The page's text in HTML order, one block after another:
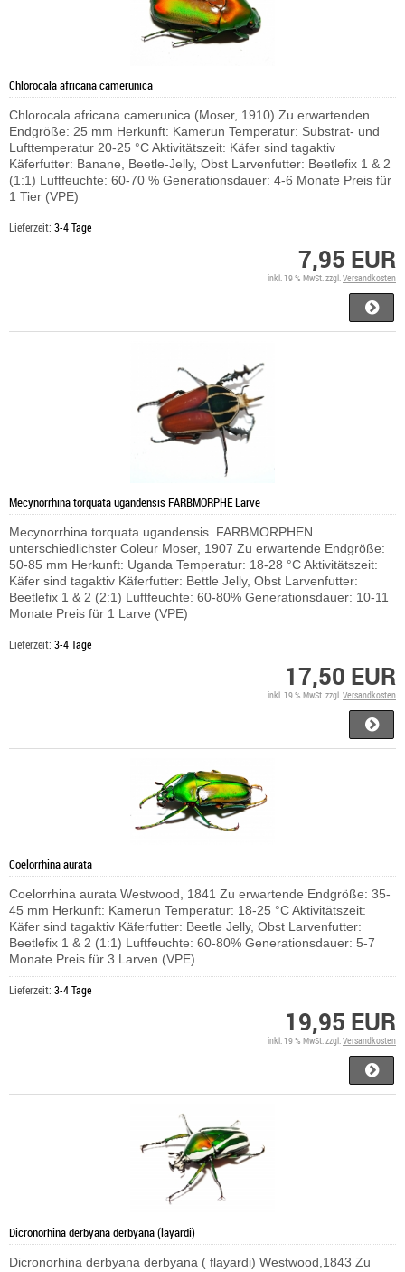
Chlorocala africana camerunica
Chlorocala africana camerunica (Moser, 1910) Zu erwartenden
Endgröße: 25 mm Herkunft: Kamerun Temperatur: Substrat- und
Lufttemperatur 20-25 °C Aktivitätszeit: Käfer sind tagaktiv
Käferfutter: Banane, Beetle-Jelly, Obst Larvenfutter: Beetlefix 1 & 2
(1:1) Luftfeuchte: 60-70 % Generationsdauer: 4-6 Monate Preis für
1 Tier (VPE)
Lieferzeit: 3-4 Tage
7,95 EUR
inkl. 19 % MwSt. zzgl.Versandkosten
Mecynorrhina torquata ugandensis FARBMORPHE Larve
Mecynorrhina torquata ugandensis FARBMORPHEN
unterschiedlichster Coleur Moser, 1907 Zu erwartende Endgröße:
50-85 mm Herkunft: Uganda Temperatur: 18-28 °C Aktivitätszeit:
Käfer sind tagaktiv Käferfutter: Bettle Jelly, Obst Larvenfutter:
Beetlefix 1 & 2 (2:1) Luftfeuchte: 60-80% Generationsdauer: 10-11
Monate Preis für 1 Larve (VPE)
Lieferzeit: 3-4 Tage
17,50 EUR
inkl. 19 % MwSt. zzgl.Versandkosten
Coelorrhina aurata
Coelorrhina aurata Westwood, 1841 Zu erwartende Endgröße: 35-
45 mm Herkunft: Kamerun Temperatur: 18-25 °C Aktivitätszeit:
Käfer sind tagaktiv Käferfutter: Beetle Jelly, Obst Larvenfutter:
Beetlefix 1 & 2 (1:1) Luftfeuchte: 60-80% Generationsdauer: 5-7
Monate Preis für 3 Larven (VPE)
Lieferzeit: 3-4 Tage
19,95 EUR
inkl. 19 % MwSt. zzgl. Versandkosten
Dicronorhina derbyana derbyana (layardi)
Dicronorhina derbyana derbyana ( flayardi) Westwood,1843 Zu